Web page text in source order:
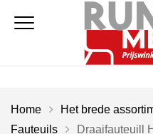
Home
Het brede
Fauteuils
Draaifauteuill